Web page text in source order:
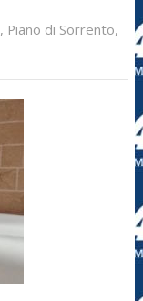
, Piano di Sorrento,